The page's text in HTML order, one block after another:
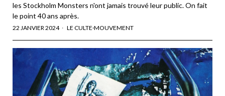
les Stockholm Monsters n'ont jamais trouvé leur public. On fait
le point 40 ans après.
22 JANVIER 2024 LE CULTE·MOUVEMENT